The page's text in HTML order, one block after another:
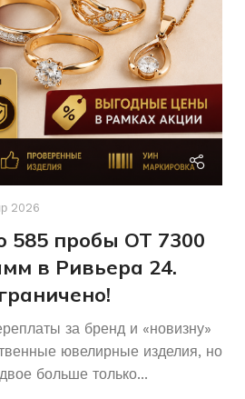
2/3
КОЛИЧЕСТВО КАМНЕЙ
ДЛЯ КОГО Женщинам
Б/У
2026
585 пробы ОТ 7300
в Ривьера 24.
за бренд и «новизну»
ювелирные изделия, но
больше только...